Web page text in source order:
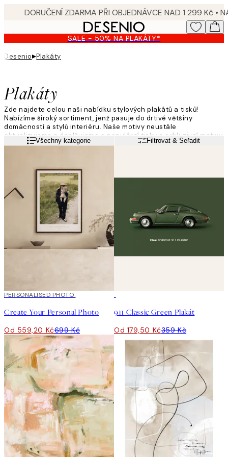
content.
SALE - 50% NA PLAKÁTY*
Desenio▸Plakáty
Plakáty
Zde najdete celou naši nabídku stylových plakátů a tisků!
Nabízíme široký sortiment, jenž pasuje do drtivé většiny
domácností a stylů interiéru. Naše motivy neustále
aktualizujeme a doplňujeme o populární tisky a exkluzivní motivy,
abyste jakožto zákazníci vždy mohli najít něco, co sedne právě
Přečtěte si víceVšechny kategorie Filtrovat & Seřadit
20%*Vytvořte Umění
PERSONALISED PHOTO
Create Your Personal Photo
Od 559,20 Kč699 Kč
911 Classic Green Plakát
Od 179,50 Kč359 Kč